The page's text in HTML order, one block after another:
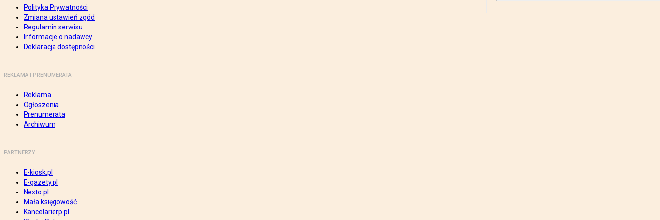
Polityka Prywatności
Zmiana ustawień zgód
Regulamin serwisu
Informacje o nadawcy
Deklaracja dostępności
REKLAMA I PRENUMERATA
Reklama
Ogłoszenia
Prenumerata
Archiwum
PARTNERZY
E-kiosk.pl
E-gazety.pl
Nexto.pl
Mała księgowość
Kancelarierp.pl